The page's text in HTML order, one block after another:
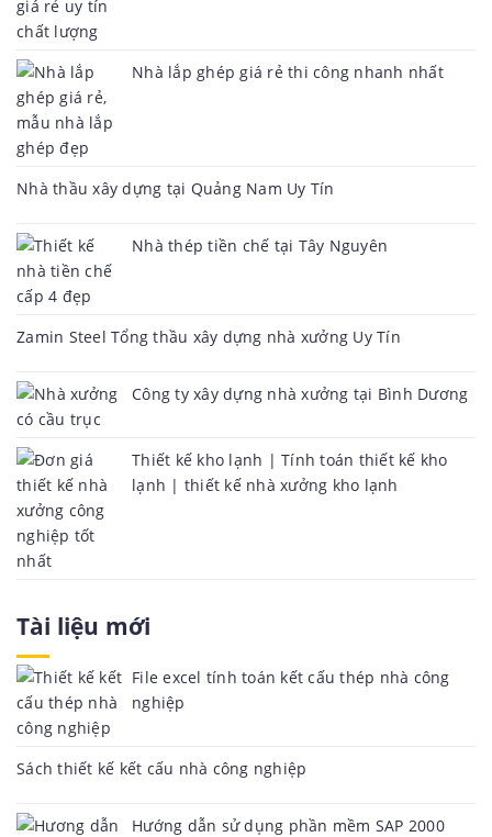
Nhà lắp ghép giá rẻ thi công nhanh nhất
Nhà thầu xây dựng tại Quảng Nam Uy Tín
Nhà thép tiền chế tại Tây Nguyên
Zamin Steel Tổng thầu xây dựng nhà xưởng Uy Tín
Công ty xây dựng nhà xưởng tại Bình Dương
Thiết kế kho lạnh | Tính toán thiết kế kho
lạnh | thiết kế nhà xưởng kho lạnh
Tài liệu mới
File excel tính toán kết cấu thép nhà công
nghiệp
Sách thiết kế kết cấu nhà công nghiệp
Hướng dẫn sử dụng phần mềm SAP 2000